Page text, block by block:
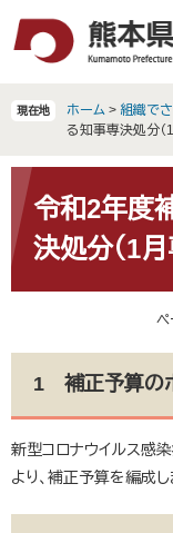
文
へ
現在地 ホーム > 組織で
る知事専決処分（
文 令和2年度
決処分（1
ペ
1 補正予算の
新型コロナウイルス感
より、補正予算を編成し